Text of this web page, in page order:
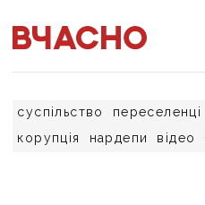
суспільство переселенці
корупція
нардепи відео